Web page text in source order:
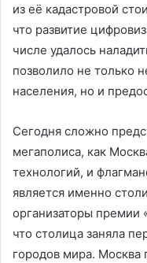
из её кадастровой
что развитие
числе удалось
позволило не только
населения, но и
Сегодня сложно
мегаполиса, как
технологий, и
является именно
организаторы
что столица заняла
городов мира. Москва